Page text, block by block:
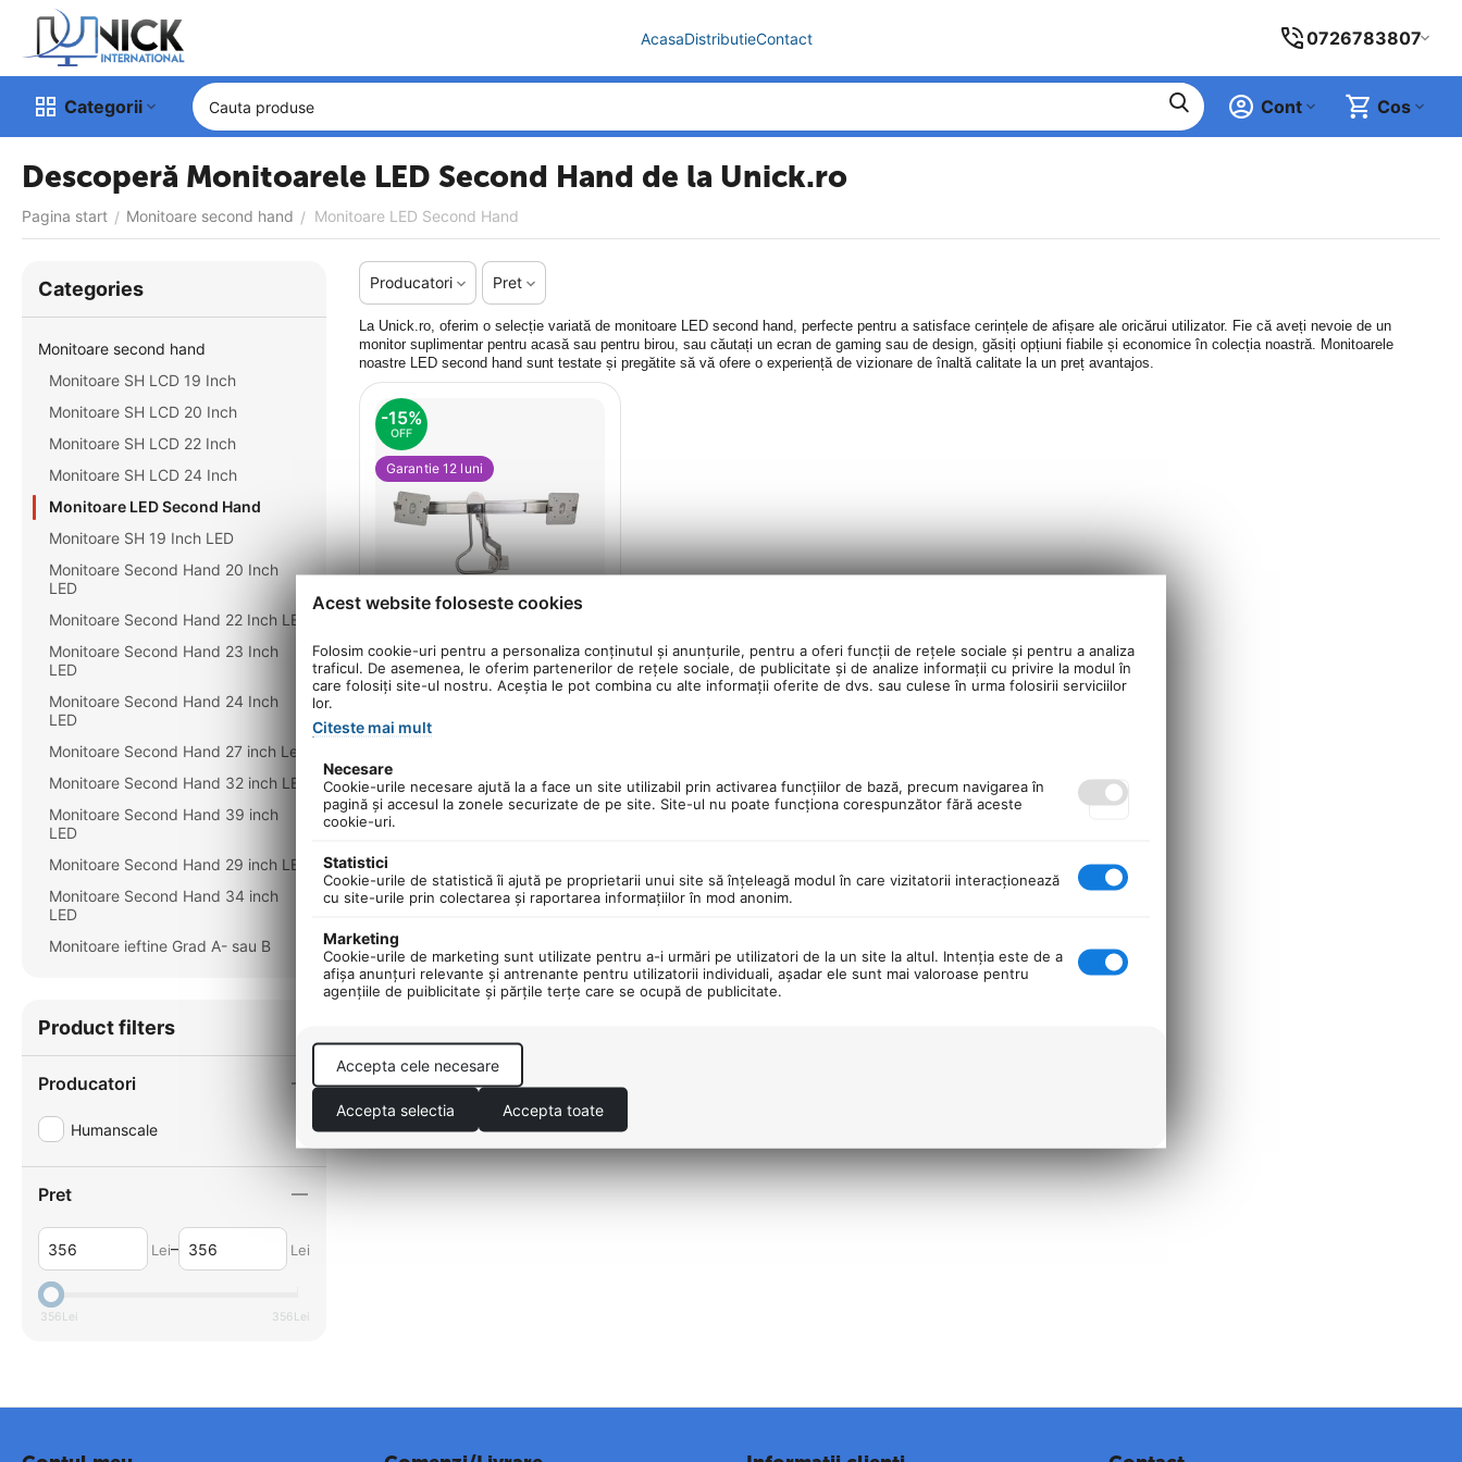
AcasaDistributieContact 0726783807
Categorii Cos
Cont
Descoperă Monitoarele LED Second Hand de la Unick.ro
Pagina start / Monitoare second hand / Monitoare LED Second Hand
Producatori Pret
La Unick.ro, oferim o selecție variată de monitoare LED second hand, perfecte pentru a satisface cerințele de afișare ale oricărui utilizator. Fie că aveți nevoie de un
monitor suplimentar pentru acasă sau pentru birou, sau căutați un ecran de gaming sau de design, găsiți opțiuni fiabile și economice în colecția noastră. Monitoarele
noastre LED second hand sunt testate și pregătite să vă ofere o experiență de vizionare de înaltă calitate la un preț avantajos.
-15%
OFF
Garantie 12 luni
302,60 Lei
356,00 Lei -15%
Suport profesional pentru 2
HUB incarcare USB
Сategories
Monitoare second hand
Monitoare SH LCD 19 Inch
Monitoare SH LCD 20 Inch
Monitoare SH LCD 22 Inch
Monitoare SH LCD 24 Inch
Monitoare LED Second Hand
Monitoare SH 19 Inch LED
Monitoare Second Hand 20 Inch
LED
Monitoare Second Hand 22 Inch LED
Monitoare Second Hand 23 Inch
LED
Monitoare Second Hand 24 Inch
LED
Monitoare Second Hand 27 inch Led
Monitoare Second Hand 32 inch LED
Monitoare Second Hand 39 inch
LED
Monitoare Second Hand 29 inch LED
Monitoare Second Hand 34 inch
LED
Monitoare ieftine Grad A- sau B
Product filters
Producatori
Humanscale
Pret
Lei– Lei
356Lei 356Lei
Acest website foloseste cookies
Folosim cookie-uri pentru a personaliza conținutul și anunțurile, pentru a oferi funcții de rețele sociale și pentru a analiza
traficul. De asemenea, le oferim partenerilor de rețele sociale, de publicitate și de analize informații cu privire la modul în
care folosiți site-ul nostru. Aceștia le pot combina cu alte informații oferite de dvs. sau culese în urma folosirii serviciilor
lor.
Citeste mai mult
Necesare
Cookie-urile necesare ajută la a face un site utilizabil prin activarea funcţiilor de bază, precum navigarea în
pagină şi accesul la zonele securizate de pe site. Site-ul nu poate funcţiona corespunzător fără aceste
cookie-uri.
Statistici
Cookie-urile de statistică îi ajută pe proprietarii unui site să înţeleagă modul în care vizitatorii interacţionează
cu site-urile prin colectarea şi raportarea informaţiilor în mod anonim.
Marketing
Cookie-urile de marketing sunt utilizate pentru a-i urmări pe utilizatori de la un site la altul. Intenţia este de a
afişa anunţuri relevante şi antrenante pentru utilizatorii individuali, aşadar ele sunt mai valoroase pentru
agenţiile de puiblicitate şi părţile terţe care se ocupă de publicitate.
Accepta cele necesare
Accepta selectia Accepta toate